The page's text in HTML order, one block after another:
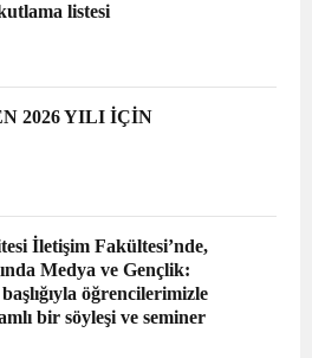
kesinleşmiş hapis cezası bulunan şahıs
listesi
2026 YILI İÇİN
İletişim Fakültesi’nde,
Medya ve Gençlik:
öğrencilerimizle
bir söyleşi ve seminer